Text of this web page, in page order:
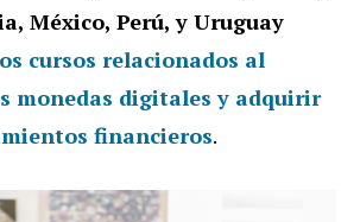
México, Perú, y Uruguay
cursos relacionados al
monedas digitales y adquirir
financieros.